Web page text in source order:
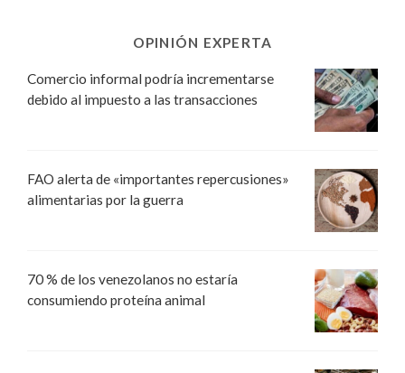
OPINIÓN EXPERTA
Comercio informal podría incrementarse
debido al impuesto a las transacciones
FAO alerta de «importantes repercusiones»
alimentarias por la guerra
70 % de los venezolanos no estaría
consumiendo proteína animal